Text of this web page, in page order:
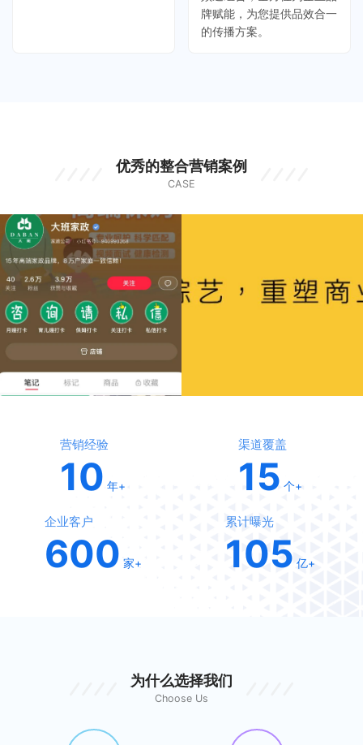
牌赋能，为您提供品效合一
的传播方案。
优秀的整合营销案例
CASE
营销经验
10 年+
渠道覆盖
15 个+
企业客户
600 家+
累计曝光
105 亿+
为什么选择我们
Choose Us